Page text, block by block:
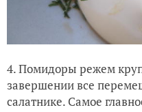
4. Помидоры режем
завершении все
салатнике. Самое